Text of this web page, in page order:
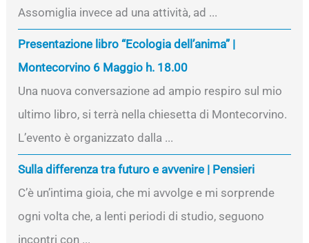
Assomiglia invece ad una attività, ad ...
Presentazione libro “Ecologia dell’anima” |
Montecorvino 6 Maggio h. 18.00
Una nuova conversazione ad ampio respiro sul mio
ultimo libro, si terrà nella chiesetta di Montecorvino.
L’evento è organizzato dalla ...
Sulla differenza tra futuro e avvenire | Pensieri
C’è un’intima gioia, che mi avvolge e mi sorprende
ogni volta che, a lenti periodi di studio, seguono
incontri con ...